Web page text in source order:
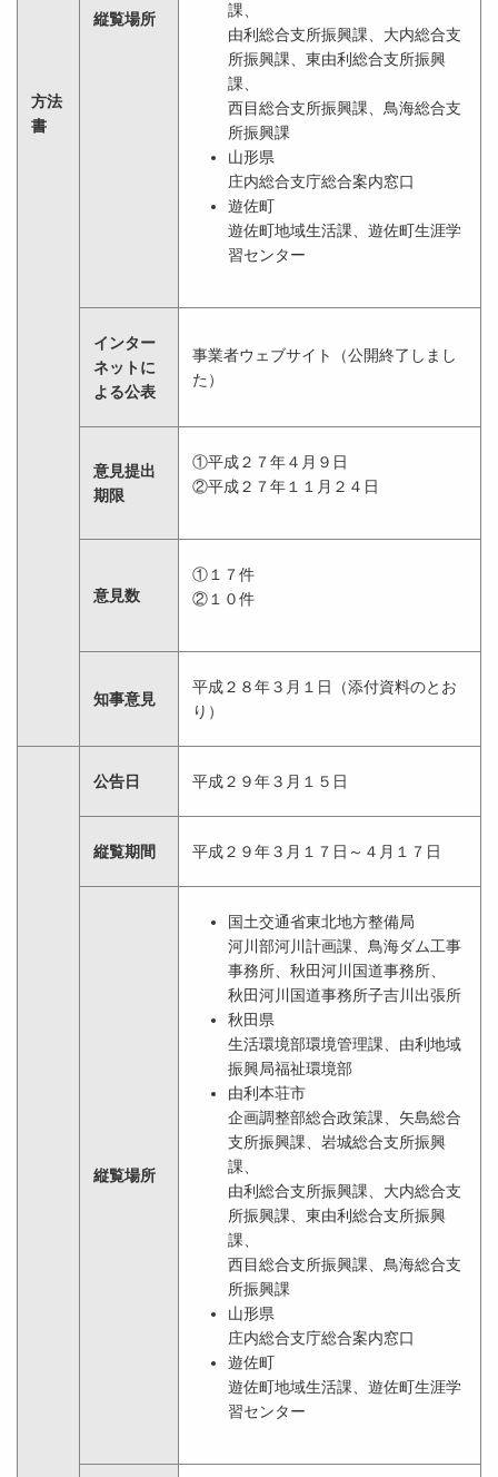
方法
書
縦覧場所
課、
由利総合支所振興課、大内総合支
所振興課、東由利総合支所振興
課、
西目総合支所振興課、鳥海総合支
所振興課
山形県
庄内総合支庁総合案内窓口
遊佐町
遊佐町地域生活課、遊佐町生涯学
習センター
インター
ネットに
よる公表
事業者ウェブサイト（公開終了しまし
た）
意見提出
期限
①平成２７年４月９日
②平成２７年１１月２４日
意見数
①１７件
②１０件
知事意見
平成２８年３月１日（添付資料のとお
り）
公告日 平成２９年３月１５日
縦覧期間 平成２９年３月１７日～４月１７日
縦覧場所
国土交通省東北地方整備局
河川部河川計画課、鳥海ダム工事
事務所、秋田河川国道事務所、
秋田河川国道事務所子吉川出張所
秋田県
生活環境部環境管理課、由利地域
振興局福祉環境部
由利本荘市
企画調整部総合政策課、矢島総合
支所振興課、岩城総合支所振興
課、
由利総合支所振興課、大内総合支
所振興課、東由利総合支所振興
課、
西目総合支所振興課、鳥海総合支
所振興課
山形県
庄内総合支庁総合案内窓口
遊佐町
遊佐町地域生活課、遊佐町生涯学
習センター